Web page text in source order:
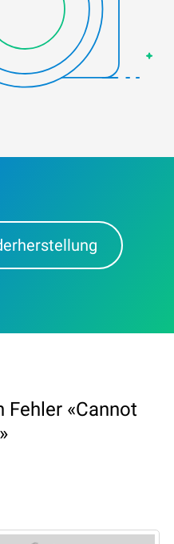
Fehler «Cannot